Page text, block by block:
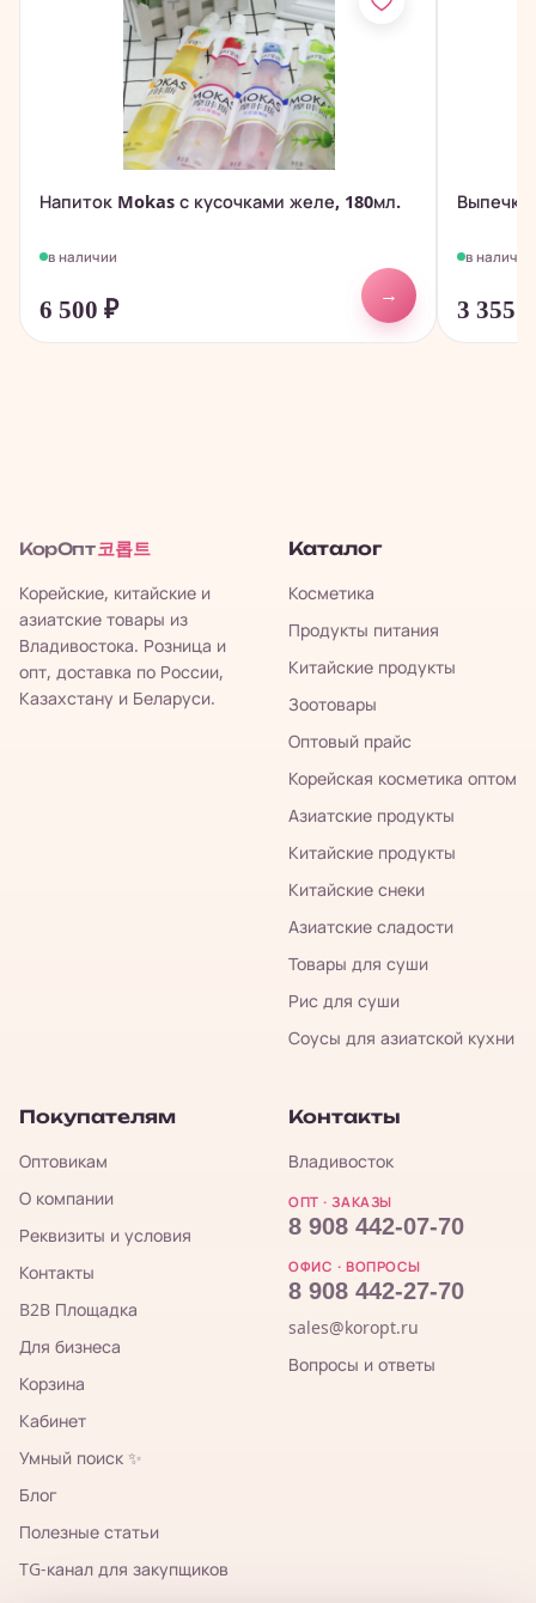
Напиток Mokas с кусочками желе, 180мл.
в наличии
6 500 ₽
→
в наличии
3 355
КорОпт 코롭트
Корейские, китайские и
азиатские товары из
Владивостока. Розница и
опт, доставка по России,
Казахстану и Беларуси.
Каталог
Косметика
Продукты питания
Китайские продукты
Зоотовары
Оптовый прайс
Корейская косметика оптом
Азиатские продукты
Китайские продукты
Китайские снеки
Азиатские сладости
Товары для суши
Рис для суши
Соусы для азиатской кухни
Покупателям
Оптовикам
О компании
Реквизиты и условия
Контакты
B2B Площадка
Для бизнеса
Корзина
Кабинет
Умный поиск ✨
Блог
Полезные статьи
TG-канал для закупщиков
Контакты
Владивосток
ОПТ · ЗАКАЗЫ
8 908 442-07-70
ОФИС · ВОПРОСЫ
8 908 442-27-70
sales@koropt.ru
Вопросы и ответы